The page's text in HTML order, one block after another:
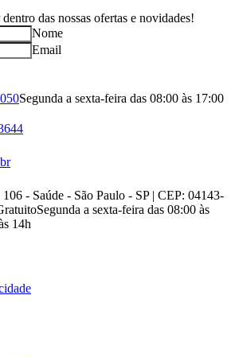
das nossas ofertas e novidades!
Nome
Email
Segunda a sexta-feira das 08:00 às 17:00
- Saúde - São Paulo - SP | CEP: 04143-
Segunda a sexta-feira das 08:00 às
14h